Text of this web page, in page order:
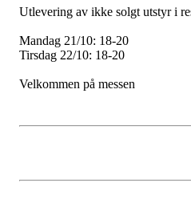
Utlevering av ikke solgt utstyr i
Mandag 21/10: 18-20
Tirsdag 22/10: 18-20
Velkommen på messen